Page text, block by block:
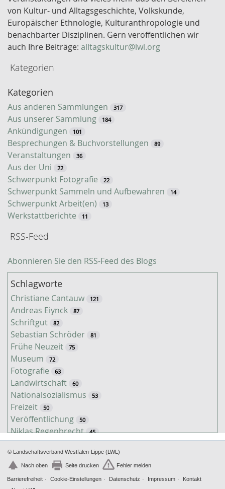
e
l
w
o
S
u
c
h
e
von Kultur- und Alltagsgeschichte, Volkskunde,
Europäischer Ethnologie, Kulturanthropologie und
benachbarter Disziplinen. Gern veröffentlichen wir
auch Ihre Beiträge: alltagskultur@lwl.org
Kategorien
Kategorien
Aus anderen Sammlungen 317
Aus unserer Sammlung 184
Ankündigungen 101
Besprechungen & Buchvorstellungen 89
Veranstaltungen 36
Aus der Uni 22
Schwerpunkt Fotografie 22
Schwerpunkt Sammeln und Aufbewahren 14
Schwerpunkt Arbeit(en) 13
Werkstattberichte 11
RSS-Feed
Abonnieren Sie den RSS-Feed des Blogs
Schlagworte
Christiane Cantauw 121
Andreas Eiynck 87
Schriftgut 82
Sebastian Schröder 81
Frühe Neuzeit 75
Museum 72
Fotografie 63
Landwirtschaft 60
Nationalsozialismus 53
Freizeit 50
Veröffentlichung 50
Niklas Regenbrecht 45
Kaiserzeit
Tiere 38
Timo Luks 37
Kathrin Schulte 31
© Landschaftsverband Westfalen-Lippe (LWL)
Nach oben Seite drucken Fehler melden
Barrierefreiheit Cookie-Einstellungen Datenschutz Impressum
Kontakt